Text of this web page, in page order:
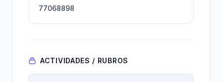
77068898
ACTIVIDADES / RUBROS